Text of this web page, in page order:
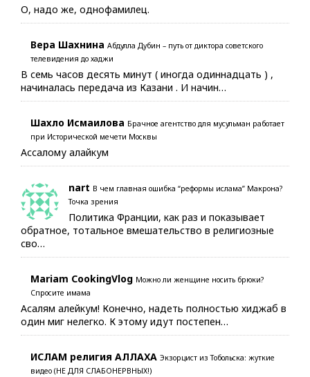
О, надо же, однофамилец.
Вера Шахнина Абдулла Дубин – путь от диктора советского
телевидения до хаджи
В семь часов десять минут ( иногда одиннадцать ) ,
начиналась передача из Казани . И начин…
Шахло Исмаилова Брачное агентство для мусульман работает
при Исторической мечети Москвы
Ассалому алайкум
nart В чем главная ошибка “реформы ислама” Макрона?
Точка зрения
Политика Франции, как раз и показывает
обратное, тотальное вмешательство в религиозные
сво…
Mariam CookingVlog Можно ли женщине носить брюки?
Спросите имама
Асалям алейкум! Конечно, надеть полностью хиджаб в
один миг нелегко. К этому идут постепен…
ИСЛАМ религия АЛЛАХА Экзорцист из Тобольска: жуткие
видео (НЕ ДЛЯ СЛАБОНЕРВНЫХ!)